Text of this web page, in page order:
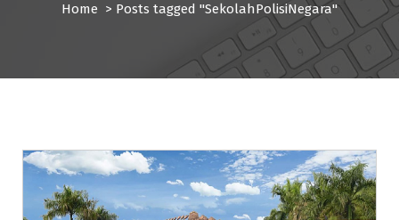
Home > Posts tagged "SekolahPolisiNegara"